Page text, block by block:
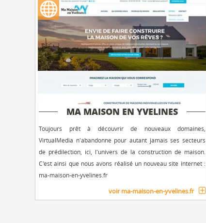
MA MAISON EN YVELINES
Toujours prêt à découvrir de nouveaux domaines,
VirtualMedia n'abandonne pour autant jamais ses secteurs
de prédilection, ici, l'univers de la construction de maison.
C'est ainsi que nous avons réalisé un nouveau site internet :
ma-maison-en-yvelines.fr
voir ma-maison-en-yvelines.fr